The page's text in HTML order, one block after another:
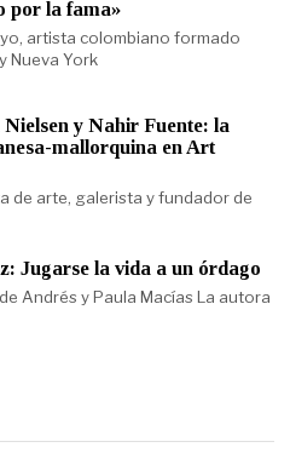
por la fama»
artista colombiano formado
Nueva York
y Nahir Fuente: la
mallorquina en Art
de arte, galerista y fundador de
Jugarse la vida a un órdago
Andrés y Paula Macías La autora